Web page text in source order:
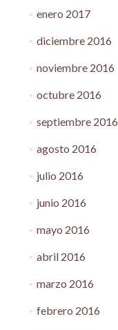
enero 2017
diciembre 2016
noviembre 2016
octubre 2016
septiembre 2016
agosto 2016
julio 2016
junio 2016
mayo 2016
abril 2016
marzo 2016
febrero 2016